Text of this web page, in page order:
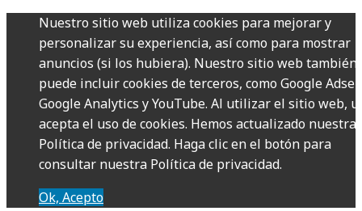
Nuestro sitio web utiliza cookies para mejorar y
personalizar su experiencia, así como para mostrar
anuncios (si los hubiera). Nuestro sitio web también
puede incluir cookies de terceros, como Google
Google Analytics y YouTube. Al utilizar el sitio web,
acepta el uso de cookies. Hemos actualizado nuestra
Política de privacidad. Haga clic en el botón para
consultar nuestra Política de privacidad.
Ok, Acepto